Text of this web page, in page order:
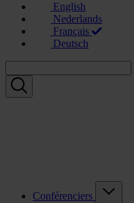
English
Nederlands
Français
Deutsch
Conférenciers